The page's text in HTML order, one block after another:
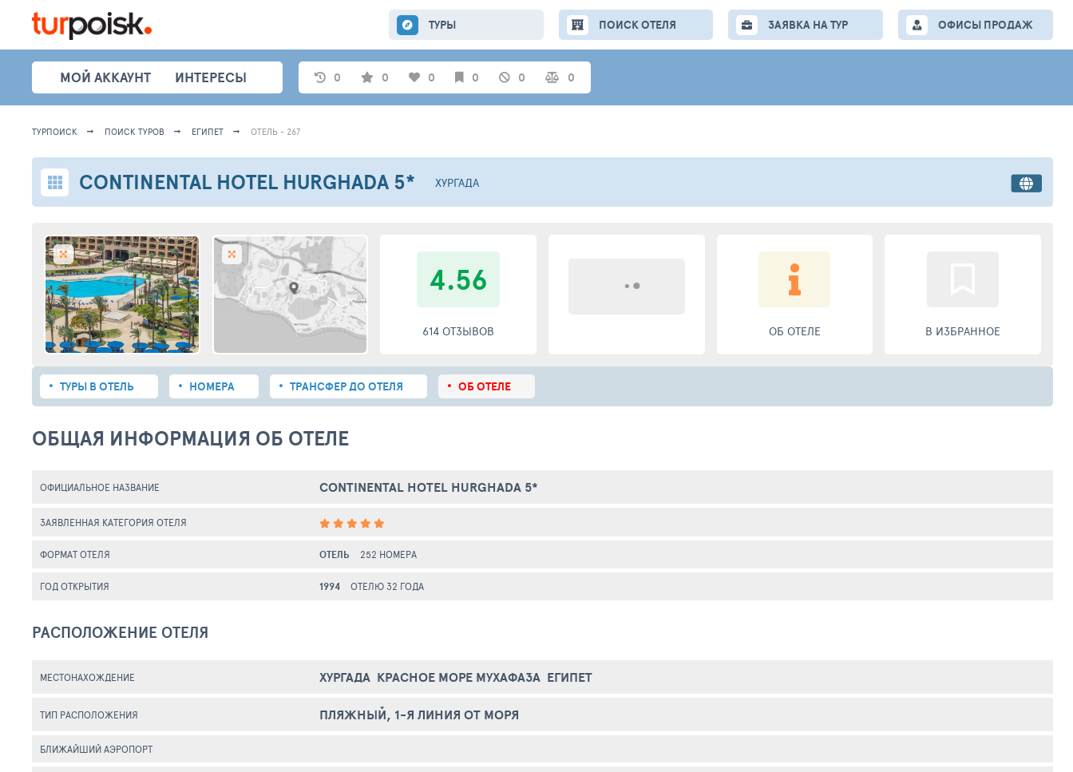
ТУРЫ ПОИСК ОТЕЛЯ ЗАЯВКА НА ТУР ОФИСЫ ПРОДАЖ
МОЙ АККАУНТ ИНТЕРЕСЫ 0 0 0 0 0 0
ТУРПОИСК ПОИСК ТУРОВ ЕГИПЕТ ОТЕЛЬ - 267
CONTINENTAL HOTEL HURGHADA 5* ХУРГАДА
4.56
614 ОТЗЫВОВ ОБ ОТЕЛЕ В ИЗБРАННОЕ
ТУРЫ В ОТЕЛЬ НОМЕРА ТРАНСФЕР ДО ОТЕЛЯ ОБ ОТЕЛЕ
ОБЩАЯ ИНФОРМАЦИЯ ОБ ОТЕЛЕ
ОФИЦИАЛЬНОЕ НАЗВАНИЕ CONTINENTAL HOTEL HURGHADA 5*
ЗАЯВЛЕННАЯ КАТЕГОРИЯ ОТЕЛЯ
ФОРМАТ ОТЕЛЯ ОТЕЛЬ 252 НОМЕРА
ГОД ОТКРЫТИЯ 1994 ОТЕЛЮ 32 ГОДА
РАСПОЛОЖЕНИЕ ОТЕЛЯ
МЕСТОНАХОЖДЕНИЕ ХУРГАДА КРАСНОЕ МОРЕ МУХАФАЗА ЕГИПЕТ
ТИП РАСПОЛОЖЕНИЯ ПЛЯЖНЫЙ, 1-Я ЛИНИЯ ОТ МОРЯ
БЛИЖАЙШИЙ АЭРОПОРТ